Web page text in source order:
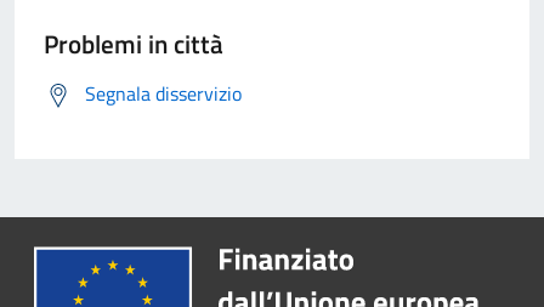
Problemi in città
Segnala disservizio